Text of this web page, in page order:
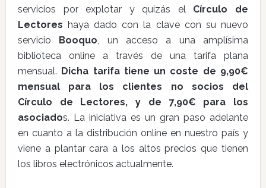
servicios por explotar y quizás el Círculo de
Lectores haya dado con la clave con su nuevo
servicio Booquo, un acceso a una amplísima
biblioteca online a través de una tarifa plana
mensual. Dicha tarifa tiene un coste de 9,90€
mensual para los clientes no socios del
Círculo de Lectores, y de 7,90€ para los
asociados. La iniciativa es un gran paso adelante
en cuanto a la distribución online en nuestro país y
viene a plantar cara a los altos precios que tienen
los libros electrónicos actualmente.